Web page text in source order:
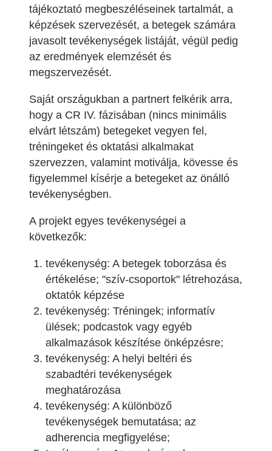
tájékoztató megbeszéléseinek tartalmát, a
képzések szervezését, a betegek számára
javasolt tevékenységek listáját, végül pedig
az eredmények elemzését és
megszervezését.
Saját országukban a partnert felkérik arra,
hogy a CR IV. fázisában (nincs minimális
elvárt létszám) betegeket vegyen fel,
tréningeket és oktatási alkalmakat
szervezzen, valamint motiválja, kövesse és
figyelemmel kísérje a betegeket az önálló
tevékenységben.
A projekt egyes tevékenységei a
következők:
tevékenység: A betegek toborzása és
értékelése; "szív-csoportok" létrehozása,
oktatók képzése
tevékenység: Tréningek; informatív
ülések; podcastok vagy egyéb
alkalmazások készítése önképzésre;
tevékenység: A helyi beltéri és
szabadtéri tevékenységek
meghatározása
tevékenység: A különböző
tevékenységek bemutatása; az
adherencia megfigyelése;